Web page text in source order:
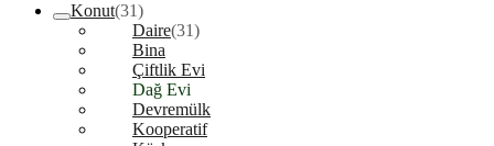
Konut(31)
Daire(31)
Bina
Çiftlik Evi
Dağ Evi
Devremülk
Kooperatif